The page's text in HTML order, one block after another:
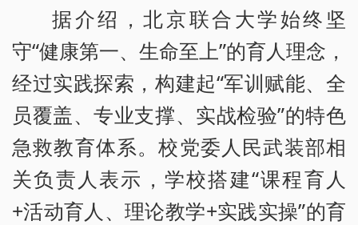
据介绍，北京联合大学始终坚
守“健康第一、生命至上”的育人理念，
经过实践探索，构建起“军训赋能、全
员覆盖、专业支撑、实战检验”的特色
急救教育体系。校党委人民武装部相
关负责人表示，学校搭建“课程育人
+活动育人、理论教学+实践实操”的育